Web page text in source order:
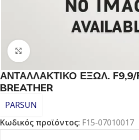
Click to enlarge
ΑΝΤΑΛΛΑΚΤΙΚΟ ΕΞΩΛ. F9,9/
BREATHER
PARSUN
Κωδικός προϊόντος: F15-07010017